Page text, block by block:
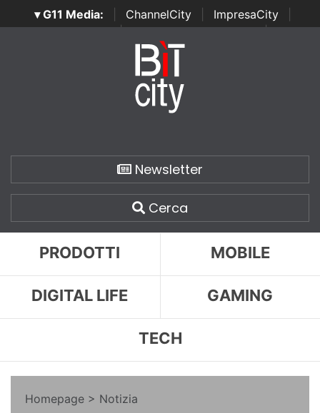
▾ G11 Media: ChannelCity ImpresaCity
SecurityOpenLab | Italian Channel Awards | Italian
Italian Security Awards
Newsletter
Cerca
PRODOTTI MOBILE
DIGITAL LIFE GAMING
TECH
Homepage > Notizia